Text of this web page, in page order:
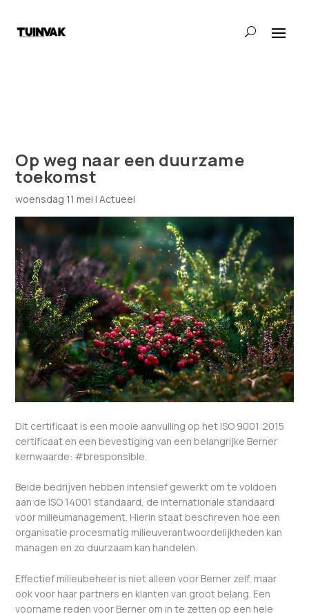
Op weg naar een duurzame
toekomst
woensdag 11 mei |Actueel
Dit certificaat is een mooie aanvulling op het ISO 9001:2015
certificaat en een bevestiging van een belangrijke Berner
kernwaarde: #bresponsible.
Beide bedrijven hebben intensief gewerkt om te voldoen
aan de ISO 14001 standaard, de internationale standaard
voor milieumanagement. Hierin staat beschreven hoe een
organisatie procesmatig milieuverantwoordelijkheden kan
managen en zo duurzaam kan handelen.
Effectief milieubeheer is niet alleen voor Berner zelf, maar
ook voor haar partners en klanten van groot belang. Een
voorname reden voor Berner om in te zetten op een hele